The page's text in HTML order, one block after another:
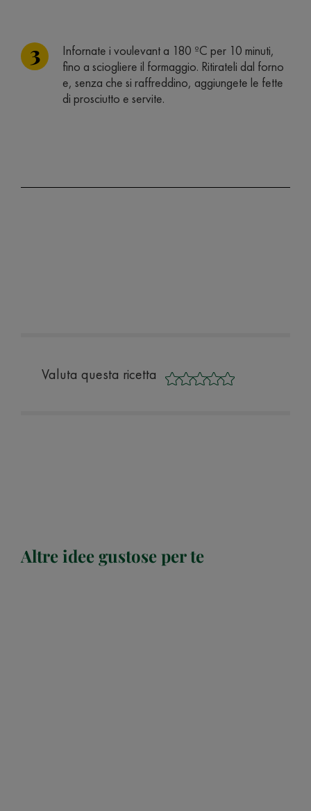
Infornate i voulevant a 180 ºC per 10 minuti,
fino a sciogliere il formaggio. Ritirateli dal forno
e, senza che si raffreddino, aggiungete le fette
di prosciutto e servite.
Valuta questa ricetta
Altre idee gustose per te